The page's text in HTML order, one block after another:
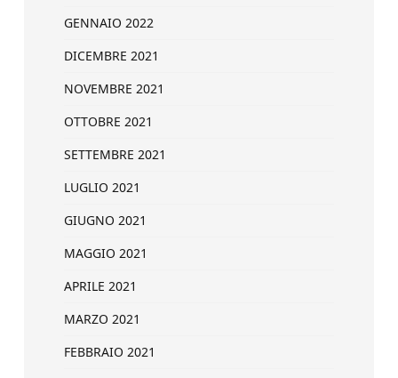
GENNAIO 2022
DICEMBRE 2021
NOVEMBRE 2021
OTTOBRE 2021
SETTEMBRE 2021
LUGLIO 2021
GIUGNO 2021
MAGGIO 2021
APRILE 2021
MARZO 2021
FEBBRAIO 2021